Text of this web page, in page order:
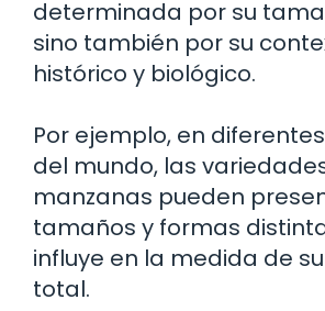
determinada por su
sino también por su
histórico y biológico.
Por ejemplo, en
del mundo, las
manzanas pueden
tamaños y formas
influye en la medida de
total.